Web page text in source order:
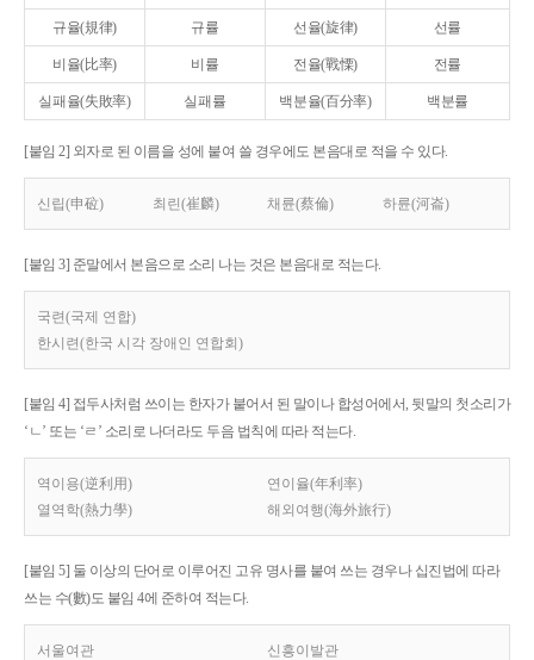
규율(規律) 규률 선율(旋律) 선률
비율(比率) 비률 전율(戰慄) 전률
실패율(失敗率) 실패률 백분율(百分率) 백분률
[붙임 2] 외자로 된 이름을 성에 붙여 쓸 경우에도 본음대로 적을 수 있다.
신립(申砬) 최린(崔麟) 채륜(蔡倫) 하륜(河崙)
[붙임 3] 준말에서 본음으로 소리 나는 것은 본음대로 적는다.
국련(국제 연합)
한시련(한국 시각 장애인 연합회)
[붙임 4] 접두사처럼 쓰이는 한자가 붙어서 된 말이나 합성어에서, 뒷말의 첫소리가
‘ㄴ’ 또는 ‘ㄹ’ 소리로 나더라도 두음 법칙에 따라 적는다.
역이용(逆利用)
연이율(年利率)
열역학(熱力學)
해외여행(海外旅行)
[붙임 5] 둘 이상의 단어로 이루어진 고유 명사를 붙여 쓰는 경우나 십진법에 따라
쓰는 수(數)도 붙임 4에 준하여 적는다.
서울여관 신흥이발관